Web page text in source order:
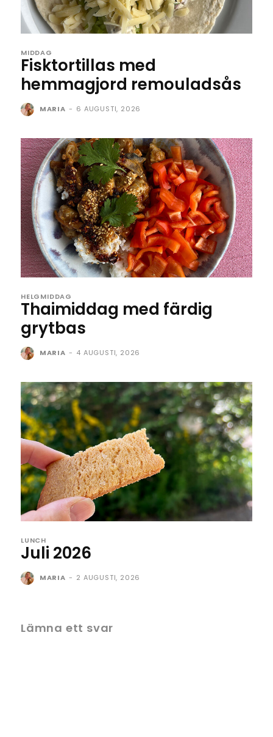
MIDDAG
Fisktortillas med
hemmagjord remouladsås
MARIA - 6 AUGUSTI, 2026
HELGMIDDAG
Thaimiddag med färdig
grytbas
MARIA - 4 AUGUSTI, 2026
LUNCH
Juli 2026
MARIA - 2 AUGUSTI, 2026
Lämna ett svar